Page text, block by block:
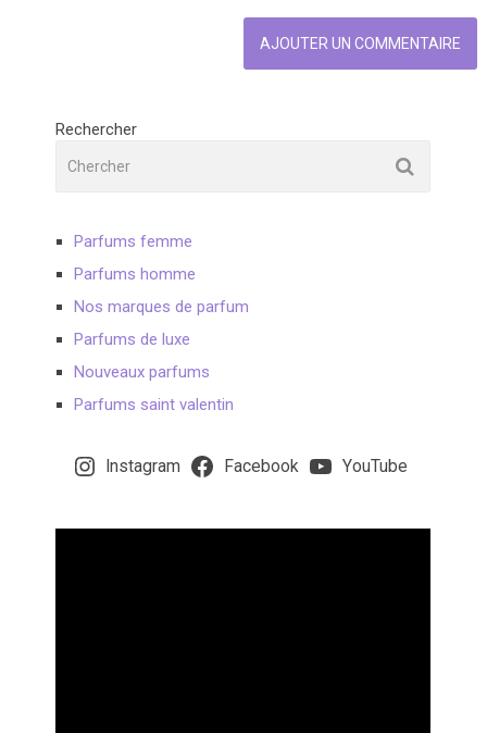
Rechercher
Parfums femme
Parfums homme
Nos marques de parfum
Parfums de luxe
Nouveaux parfums
Parfums saint valentin
Instagram Facebook YouTube